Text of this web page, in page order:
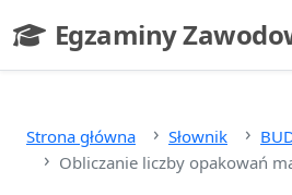
Egzaminy
- strona główna
Strona główna Słownik
Obliczanie liczby opakowań